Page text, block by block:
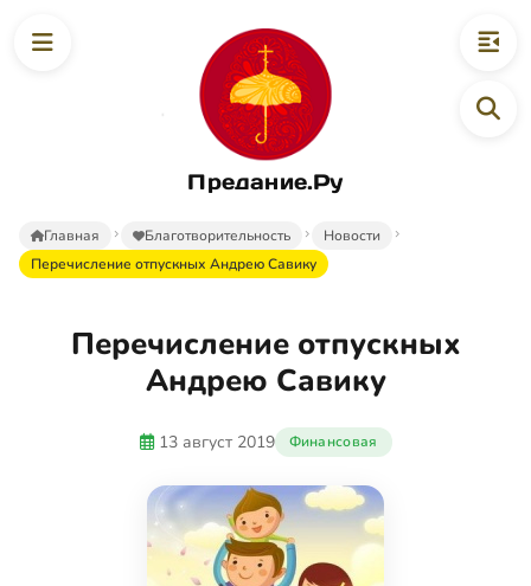
Предание.Ру
Главная Благотворительность
Новости
Перечисление отпускных Андрею Савику
Перечисление отпускных
Андрею Савику
13 август 2019 Финансовая